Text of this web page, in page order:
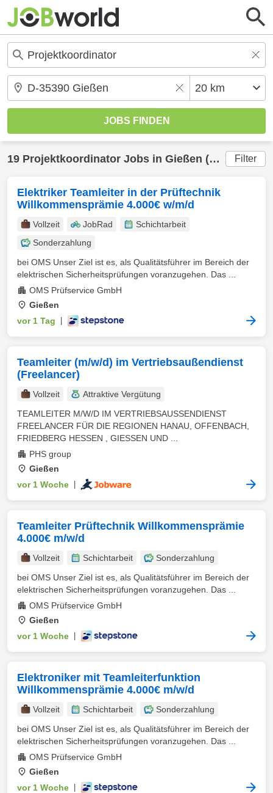
19 Projektkoordinator Jobs in Gießen (20 km) gefunden Filter
Elektriker Teamleiter in der Prüftechnik
Willkommensprämie 4.000€ w/m/d
Vollzeit JobRad
Schichtarbeit
Sonderzahlung
bei OMS Unser Ziel ist es, als Qualitätsführer im Bereich der
elektrischen Sicherheitsprüfungen voranzugehen. Das ...
OMS Prüfservice GmbH
Gießen
vor 1 Tag
Teamleiter (m/w/d) im Vertriebsaußendienst
(Freelancer)
Vollzeit
Attraktive Vergütung
TEAMLEITER M/W/D IM VERTRIEBSAUSSENDIENST
FREELANCER FÜR DIE REGIONEN HANAU, OFFENBACH,
FRIEDBERG HESSEN , GIESSEN UND ...
PHS group
Gießen
vor 1 Woche
Teamleiter Prüftechnik Willkommensprämie
4.000€ m/w/d
Vollzeit Schichtarbeit
Sonderzahlung
bei OMS Unser Ziel ist es, als Qualitätsführer im Bereich der
elektrischen Sicherheitsprüfungen voranzugehen. Das ...
OMS Prüfservice GmbH
Gießen
vor 1 Woche
Elektroniker mit Teamleiterfunktion
Willkommensprämie 4.000€ m/w/d
Vollzeit Schichtarbeit
Sonderzahlung
bei OMS Unser Ziel ist es, als Qualitätsführer im Bereich der
elektrischen Sicherheitsprüfungen voranzugehen. Das ...
OMS Prüfservice GmbH
Gießen
vor 1 Woche